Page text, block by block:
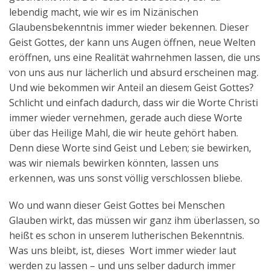
lebendig macht, wie wir es im Nizänischen
Glaubensbekenntnis immer wieder bekennen. Dieser
Geist Gottes, der kann uns Augen öffnen, neue Welten
eröffnen, uns eine Realität wahrnehmen lassen, die uns
von uns aus nur lächerlich und absurd erscheinen mag.
Und wie bekommen wir Anteil an diesem Geist Gottes?
Schlicht und einfach dadurch, dass wir die Worte Christi
immer wieder vernehmen, gerade auch diese Worte
über das Heilige Mahl, die wir heute gehört haben.
Denn diese Worte sind Geist und Leben; sie bewirken,
was wir niemals bewirken könnten, lassen uns
erkennen, was uns sonst völlig verschlossen bliebe.
Wo und wann dieser Geist Gottes bei Menschen
Glauben wirkt, das müssen wir ganz ihm überlassen, so
heißt es schon in unserem lutherischen Bekenntnis.
Was uns bleibt, ist, dieses Wort immer wieder laut
werden zu lassen – und uns selber dadurch immer